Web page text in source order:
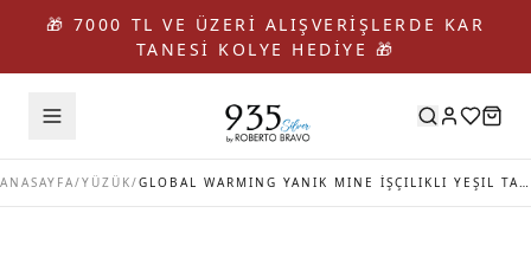
🎁 7000 TL VE ÜZERİ ALIŞVERİŞLERDE KAR
TANESİ KOLYE HEDİYE 🎁
ANASAYFA/YÜZÜK/ GLOBAL WARMING YANIK MINE İŞÇILIKLI YEŞIL TAŞLI KERTENKELE FIGÜRLÜ KALP YÜZÜK